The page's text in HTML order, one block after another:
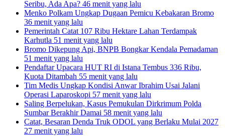
Seribu, Ada Apa? 46 menit yang lalu
Menko Polkam Ungkap Dugaan Pemicu Kebakaran Bromo
36 menit yang lalu
Pemerintah Catat 107 Ribu Hektare Lahan Terdampak
Karhutla 51 menit yang lalu
Bromo Dikepung Api, BNPB Bongkar Kendala Pemadaman
51 menit yang lalu
Pendaftar Upacara HUT RI di Istana Tembus 336 Ribu,
Kuota Ditambah 55 menit yang lalu
Tim Medis Ungkap Kondisi Anwar Ibrahim Usai Jalani
Operasi Laparoskopi 57 menit yang lalu
Saling Berpelukan, Kasus Pemukulan Dirkrimum Polda
Sumbar Berakhir Damai 58 menit yang lalu
Catat, Besaran Denda Truk ODOL yang Berlaku Mulai 2027
27 menit yang lalu